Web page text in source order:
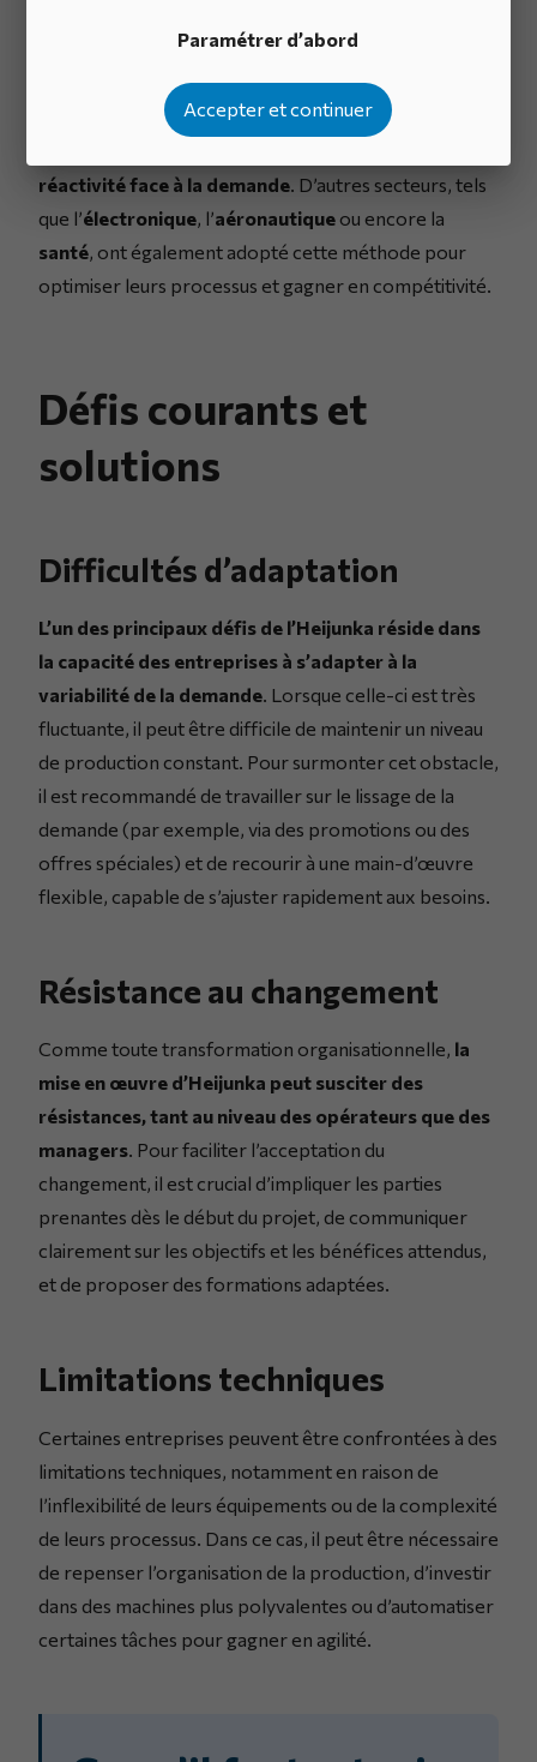
Paramétrer d’abord
Accepter et continuer
d’Heijunka est celui de Toyota, qui a su transformer
son système de production en adoptant ce principe.
Grâce à Heijunka,Toyota a pu réduire ses stocks,
réactivité face à la demande. D’autres secteurs, tels
que l’électronique, l’aéronautique ou encore la
santé, ont également adopté cette méthode pour
optimiser leurs processus et gagner en compétitivité.
Défis courants et
solutions
Difficultés d’adaptation
L’un des principaux défis de l’Heijunka réside dans
la capacité des entreprises à s’adapter à la
variabilité de la demande. Lorsque celle-ci est très
fluctuante, il peut être difficile de maintenir un niveau
de production constant. Pour surmonter cet obstacle,
il est recommandé de travailler sur le lissage de la
demande (par exemple, via des promotions ou des
offres spéciales) et de recourir à une main-d’œuvre
flexible, capable de s’ajuster rapidement aux besoins.
Résistance au changement
Comme toute transformation organisationnelle, la
mise en œuvre d’Heijunka peut susciter des
résistances, tant au niveau des opérateurs que des
managers. Pour faciliter l’acceptation du
changement, il est crucial d’impliquer les parties
prenantes dès le début du projet, de communiquer
clairement sur les objectifs et les bénéfices attendus,
et de proposer des formations adaptées.
Limitations techniques
Certaines entreprises peuvent être confrontées à des
limitations techniques, notamment en raison de
l’inflexibilité de leurs équipements ou de la complexité
de leurs processus. Dans ce cas, il peut être nécessaire
de repenser l’organisation de la production, d’investir
dans des machines plus polyvalentes ou d’automatiser
certaines tâches pour gagner en agilité.